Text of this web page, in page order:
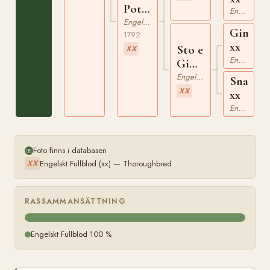
Pot8os
xx
Engelskt Fullblod
1792
XX
Sto e
Gimcrack
xx
Engelskt Fullblod
XX
Engelskt Fullblod
xx
Engelskt Fullblod
xx
Engelskt Fullblod
Foto finns i databasen
XX Engelskt Fullblod (xx) — Thoroughbred
RASSAMMANSÄTTNING
Engelskt Fullblod 100 %